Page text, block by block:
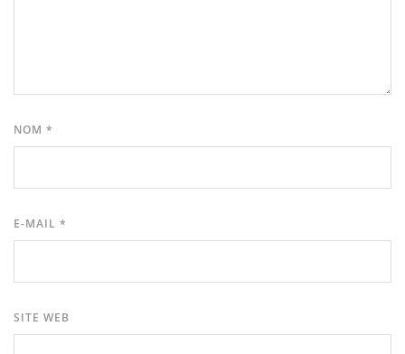
NOM *
E-MAIL *
SITE WEB